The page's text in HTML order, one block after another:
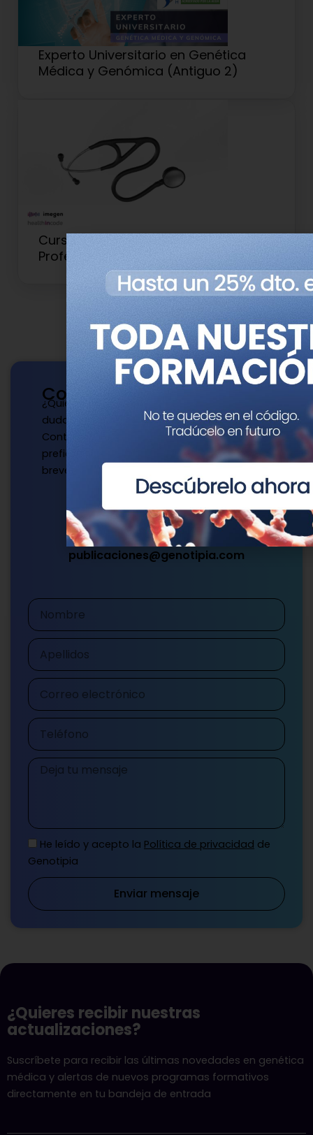
Experto Universitario en Genética
Médica y Genómica (Antiguo 2)
Curso de Genética para
Profesionales Clínicos y Sanitarios
Contacto
¿Quieres publicar con nosotros? ¿Tienes
dudas?
Contacta con nosotros de la manera que
prefieras y te responderemos a la mayor
brevedad.
Escríbenos
publicaciones@genotipia.com
Nombre
Apellidos
Correo
electrónico
Teléfono
Mensaje
He leído y acepto la Política de privacidad de
Genotipia
Enviar mensaje
¿Quieres recibir nuestras
actualizaciones?
Suscríbete para recibir las últimas novedades en genética
médica y alertas de nuevos programas formativos
directamente en tu bandeja de entrada